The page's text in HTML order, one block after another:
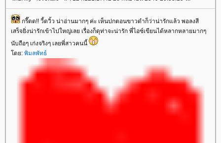
กรี๊ดด!! วี้ดวิ้ว น่าอ่านมากๆ ค่ะ เห็นปกตอนขาวดำก็ว่าน่ารักแล้ว พอลงสี
เสร็จยิ่งน่ารักเข้าไปใหญ่เลย เรื่องก็ดุท่าจะน่ารัก พี่ไอซ์เขียนได้หลากหลายมากๆ
นับถือๆ เก่งจริงๆ เลยพี่สาวคนนี้
ดย: พิมลพัทธ์